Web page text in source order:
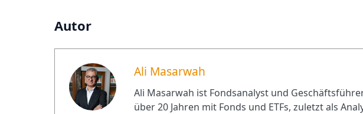
Autor
Ali Masarwah
Ali Masarwah ist Fondsanalyst und
über 20 Jahren mit Fonds und ETFs, zuletzt als